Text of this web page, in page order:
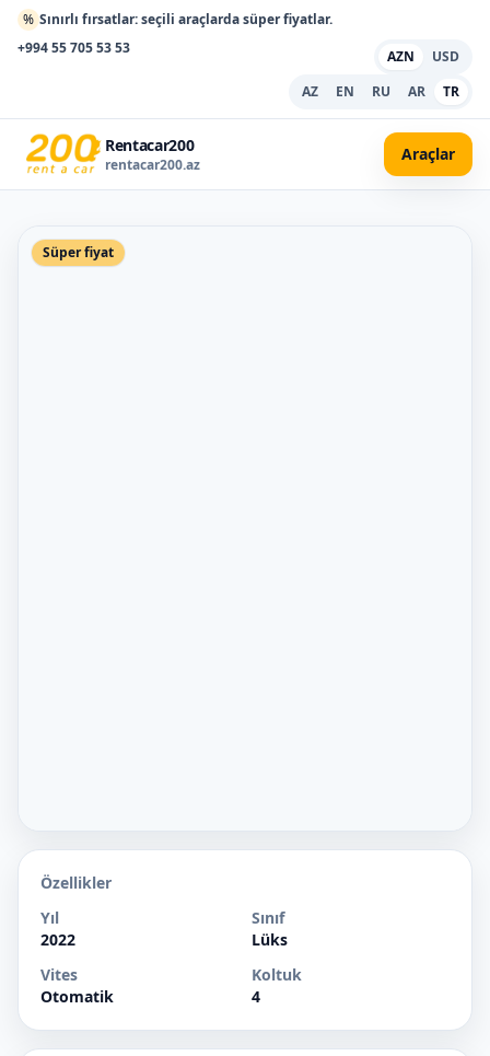
% Sınırlı fırsatlar: seçili araçlarda süper fiyatlar.
+994 55 705 53 53
AZN
USD
AZ
EN RU AR TR
Rentacar200
rentacar200.az
Araçlar
Süper fiyat
Özellikler
Yıl
2022
Sınıf
Lüks
Vites
Otomatik
Koltuk
4